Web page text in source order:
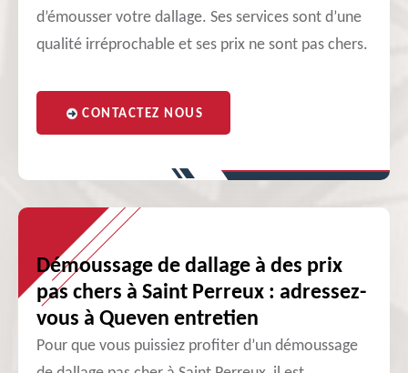
d’émousser votre dallage. Ses services sont d’une
qualité irréprochable et ses prix ne sont pas chers.
CONTACTEZ NOUS
Démoussage de dallage à des prix
pas chers à Saint Perreux : adressez-
vous à Queven entretien
Pour que vous puissiez profiter d’un démoussage